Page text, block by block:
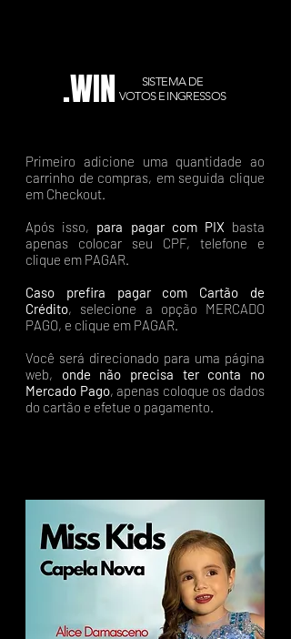
.WIN
SISTEMA DE
VOTOS E INGRESSOS
Primeiro adicione uma quantidade ao
carrinho de compras, em seguida clique
em Checkout.
Após isso, para pagar com PIX basta
apenas colocar seu CPF, telefone e
clique em PAGAR.
Caso prefira pagar com Cartão de
Crédito, selecione a opção MERCADO
PAGO, e clique em PAGAR.
Você será direcionado para uma página
web, onde não precisa ter conta no
Mercado Pago, apenas coloque os dados
do cartão e efetue o pagamento.